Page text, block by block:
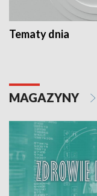
Tematy dnia
MAGAZYNY